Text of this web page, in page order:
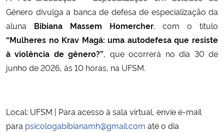
Ministério de Minas e Energia
Ministério da Ciência, Tecnologia, Inovações e Comunicações
Ministério do Meio Ambiente
Ministério do Desenvolvimento Regional
Gênero divulga a banca de defesa de especialização da
aluna Bibiana Massem Homercher, com o título
“Mulheres no Krav Magá: uma autodefesa que resiste
à violência de gênero?”, que ocorrerá no dia 30 de
junho de 2026, às 10 horas, na UFSM.
Local: UFSM | Para acesso à sala virtual, envie e-mail
para psicologabibianamh@gmail.com até o dia